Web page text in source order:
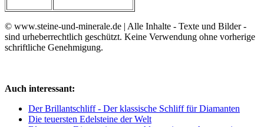
© www.steine-und-minerale.de | Alle Inhalte - Texte und Bilder -
sind urheberrechtlich geschützt. Keine Verwendung ohne vorherige
schriftliche Genehmigung.
Auch interessant:
Der Brillantschliff - Der klassische Schliff für Diamanten
Die teuersten Edelsteine der Welt